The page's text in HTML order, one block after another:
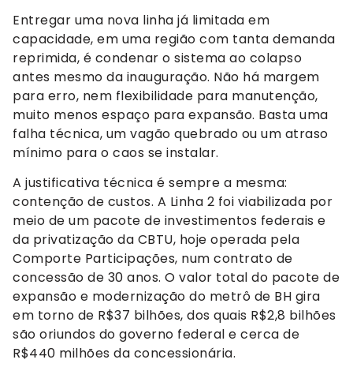
Entregar uma nova linha já limitada em
capacidade, em uma região com tanta demanda
reprimida, é condenar o sistema ao colapso
antes mesmo da inauguração. Não há margem
para erro, nem flexibilidade para manutenção,
muito menos espaço para expansão. Basta uma
falha técnica, um vagão quebrado ou um atraso
mínimo para o caos se instalar.
A justificativa técnica é sempre a mesma:
contenção de custos. A Linha 2 foi viabilizada por
meio de um pacote de investimentos federais e
da privatização da CBTU, hoje operada pela
Comporte Participações, num contrato de
concessão de 30 anos. O valor total do pacote de
expansão e modernização do metrô de BH gira
em torno de R$37 bilhões, dos quais R$2,8 bilhões
são oriundos do governo federal e cerca de
R$440 milhões da concessionária.